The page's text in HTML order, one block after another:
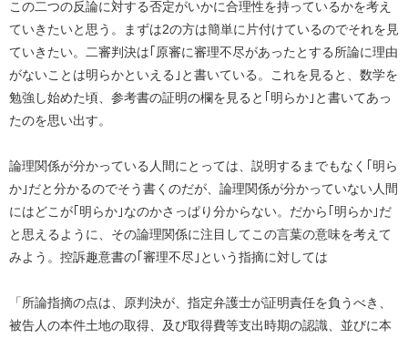
この二つの反論に対する否定がいかに合理性を持っているかを考え
ていきたいと思う。まずは2の方は簡単に片付けているのでそれを見
ていきたい。二審判決は｢原審に審理不尽があったとする所論に理由
がないことは明らかといえる｣と書いている。これを見ると、数学を
勉強し始めた頃、参考書の証明の欄を見ると｢明らか｣と書いてあっ
たのを思い出す。
論理関係が分かっている人間にとっては、説明するまでもなく｢明ら
か｣だと分かるのでそう書くのだが、論理関係が分かっていない人間
にはどこが｢明らか｣なのかさっぱり分からない。だから｢明らか｣だ
と思えるように、その論理関係に注目してこの言葉の意味を考えて
みよう。控訴趣意書の｢審理不尽｣という指摘に対しては
「所論指摘の点は、原判決が、指定弁護士が証明責任を負うべき、
被告人の本件土地の取得、及び取得費等支出時期の認識、並びに本